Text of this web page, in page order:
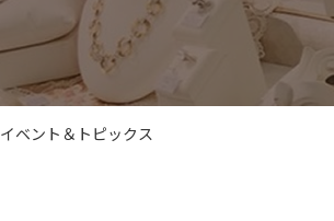
イベント＆トピックス